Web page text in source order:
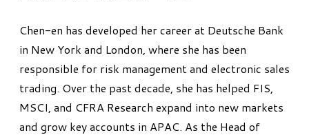
Chen-en has developed her career at Deutsche Bank
in New York and London, where she has been
responsible for risk management and electronic sales
trading. Over the past decade, she has helped FIS,
MSCI, and CFRA Research expand into new markets
and grow key accounts in APAC. As the Head of